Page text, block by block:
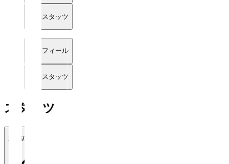
詳細スタッツ
プロフィール
詳細スタッツ
スタッツ
2026/27